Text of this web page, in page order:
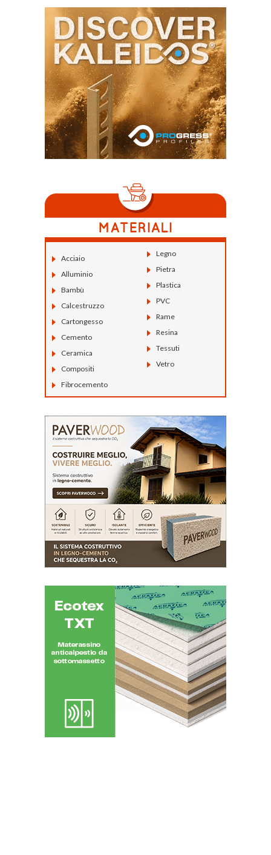
Acciaio
Alluminio
Bambù
Calcestruzzo
Cartongesso
Cemento
Ceramica
Compositi
Fibrocemento
Legno
Pietra
Plastica
PVC
Rame
Resina
Tessuti
Vetro